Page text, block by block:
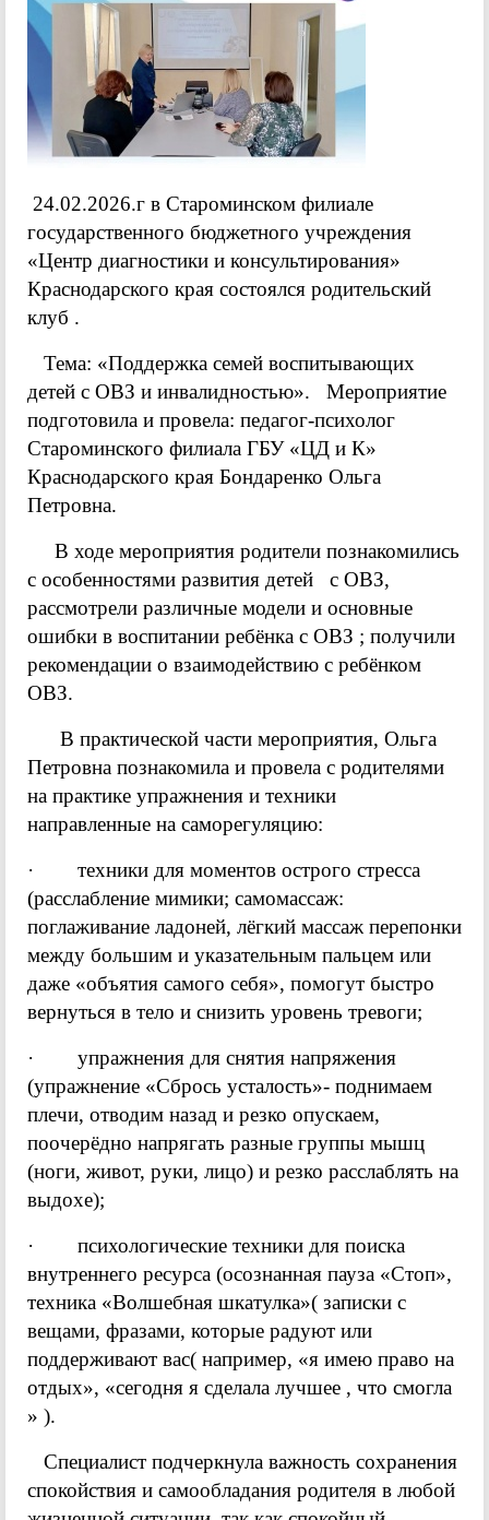
24.02.2026.г в Староминском филиале
государственного бюджетного учреждения
«Центр диагностики и консультирования»
Краснодарского края состоялся родительский
клуб .
Тема: «Поддержка семей воспитывающих
детей с ОВЗ и инвалидностью». Мероприятие
подготовила и провела: педагог-психолог
Староминского филиала ГБУ «ЦД и К»
Краснодарского края Бондаренко Ольга
Петровна.
В ходе мероприятия родители познакомились
с особенностями развития детей с ОВЗ,
рассмотрели различные модели и основные
ошибки в воспитании ребёнка с ОВЗ ; получили
рекомендации о взаимодействию с ребёнком
ОВЗ.
В практической части мероприятия, Ольга
Петровна познакомила и провела с родителями
на практике упражнения и техники
направленные на саморегуляцию:
· техники для моментов острого стресса
(расслабление мимики; самомассаж:
поглаживание ладоней, лёгкий массаж перепонки
между большим и указательным пальцем или
даже «объятия самого себя», помогут быстро
вернуться в тело и снизить уровень тревоги;
· упражнения для снятия напряжения
(упражнение «Сбрось усталость»- поднимаем
плечи, отводим назад и резко опускаем,
поочерёдно напрягать разные группы мышц
(ноги, живот, руки, лицо) и резко расслаблять на
выдохе);
· психологические техники для поиска
внутреннего ресурса (осознанная пауза «Стоп»,
техника «Волшебная шкатулка»( записки с
вещами, фразами, которые радуют или
поддерживают вас( например, «я имею право на
отдых», «сегодня я сделала лучшее , что смогла
» ).
Специалист подчеркнула важность сохранения
спокойствия и самообладания родителя в любой